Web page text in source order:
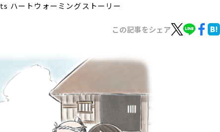
ハートウォーミングストーリー
この記事をシェア